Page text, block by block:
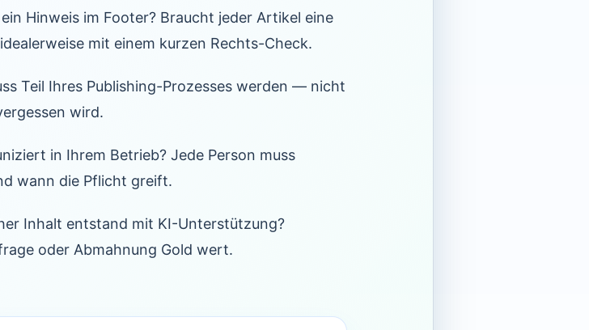
Hinweis im Footer? Braucht jeder Artikel eine
mit einem kurzen Rechts-Check.
Teil Ihres Publishing-Prozesses werden — nicht
wird.
in Ihrem Betrieb? Jede Person muss
wann die Pflicht greift.
Inhalt entstand mit KI-Unterstützung?
oder Abmahnung Gold wert.